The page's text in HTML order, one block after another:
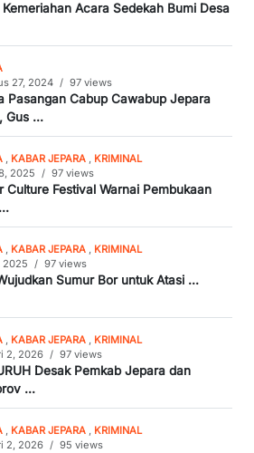
Kemeriahan Acara Sedekah Bumi Desa
27, 2024 / 97 views
Pasangan Cabup Cawabup Jepara
Gus ...
, KABAR JEPARA , KRIMINAL
2025 / 97 views
Culture Festival Warnai Pembukaan
, KABAR JEPARA , KRIMINAL
2025 / 97 views
Sumur Bor untuk Atasi ...
, KABAR JEPARA , KRIMINAL
2, 2026 / 97 views
Desak Pemkab Jepara dan
...
, KABAR JEPARA , KRIMINAL
2, 2026 / 95 views